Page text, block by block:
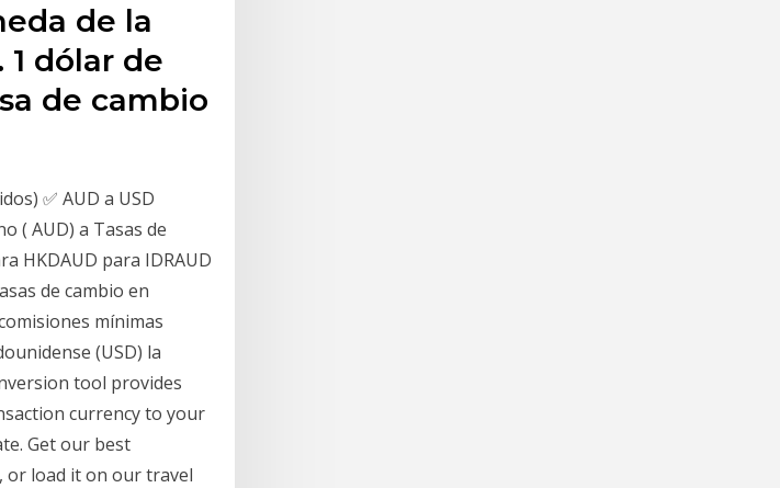
de la
1 dólar de
de cambio
✅ AUD a USD
( AUD) a Tasas de
HKDAUD para IDRAUD
de cambio en
mínimas
(USD) la
tool provides
currency to your
Get our best
or load it on our travel